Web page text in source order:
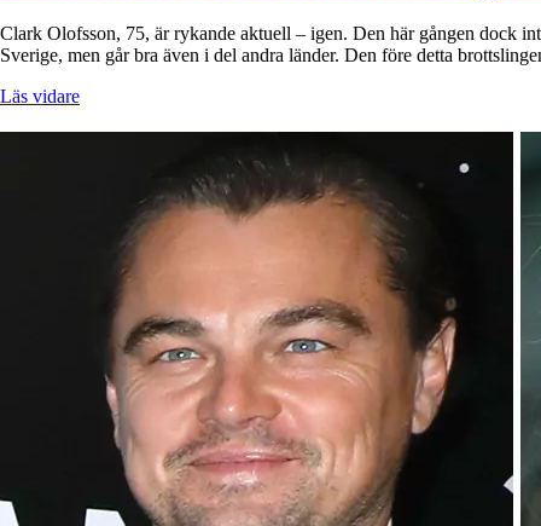
Clark Olofsson, 75, är rykande aktuell – igen. Den här gången dock
Sverige, men går bra även i del andra länder. Den före detta
Läs vidare